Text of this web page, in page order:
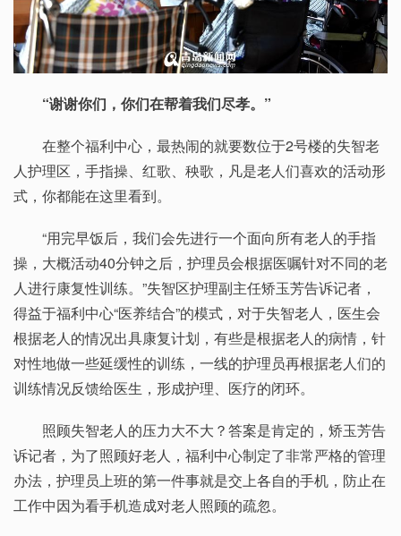
“谢谢你们，你们在帮着我们尽孝。”
在整个福利中心，最热闹的就要数位于2号楼的失智老
人护理区，手指操、红歌、秧歌，凡是老人们喜欢的活动形
式，你都能在这里看到。
“用完早饭后，我们会先进行一个面向所有老人的手指
操，大概活动40分钟之后，护理员会根据医嘱针对不同的老
人进行康复性训练。”失智区护理副主任矫玉芳告诉记者，
得益于福利中心“医养结合”的模式，对于失智老人，医生会
根据老人的情况出具康复计划，有些是根据老人的病情，针
对性地做一些延缓性的训练，一线的护理员再根据老人们的
训练情况反馈给医生，形成护理、医疗的闭环。
照顾失智老人的压力大不大？答案是肯定的，矫玉芳告
诉记者，为了照顾好老人，福利中心制定了非常严格的管理
办法，护理员上班的第一件事就是交上各自的手机，防止在
工作中因为看手机造成对老人照顾的疏忽。